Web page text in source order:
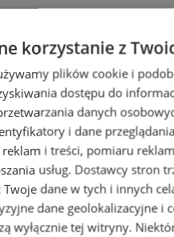
korzystanie z
plików cookie i
dostępu do
danych
i dane
i treści, pomiaru
usług. Dostawcy stron
dane w tych i innych
dane geolokalizacyjne i
wyłącznie tej witryny.